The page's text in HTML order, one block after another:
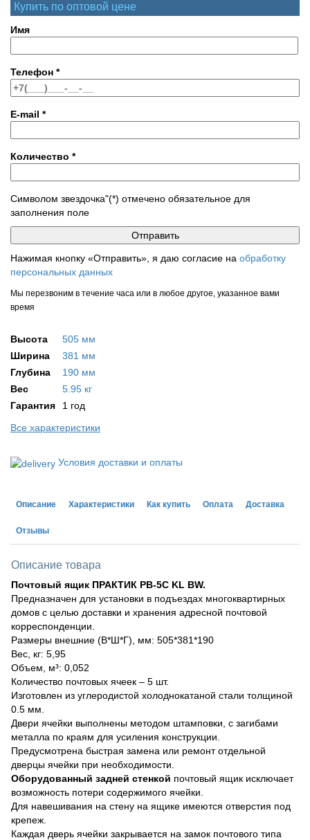
Купить по оптовой цене
Имя
Телефон *
E-mail *
Количество *
Символом звездочка"(*) отмечено обязательное для
заполнения поле
Нажимая кнопку «Отправить», я даю согласие на обработку
персональных данных
Мы перезвоним в течение часа или в любое другое, указанное вами
время
Высота
505 мм
Ширина
381 мм
Глубина
190 мм
Вес
5.95 кг
Гарантия
1 год
Все характеристики
Условия доставки и оплаты
Описание Характеристики Как купить Оплата Доставка
Отзывы
Описание товара
Почтовый ящик ПРАКТИК PB-5C KL BW.
Предназначен для установки в подъездах многоквартирных
домов с целью доставки и хранения адресной почтовой
корреспонденции.
Размеры внешние (В*Ш*Г), мм: 505*381*190
Вес, кг: 5,95
Объем, м³: 0,052
Количество почтовых ячеек – 5 шт.
Изготовлен из углеродистой холоднокатаной стали толщиной
0.5 мм.
Двери ячейки выполнены методом штамповки, с загибами
металла по краям для усиления конструкции.
Предусмотрена быстрая замена или ремонт отдельной
дверцы ячейки при необходимости.
Оборудованный задней стенкой почтовый ящик исключает
возможность потери содержимого ячейки.
Для навешивания на стену на ящике имеются отверстия под
крепеж.
Каждая дверь ячейки закрывается на замок почтового типа